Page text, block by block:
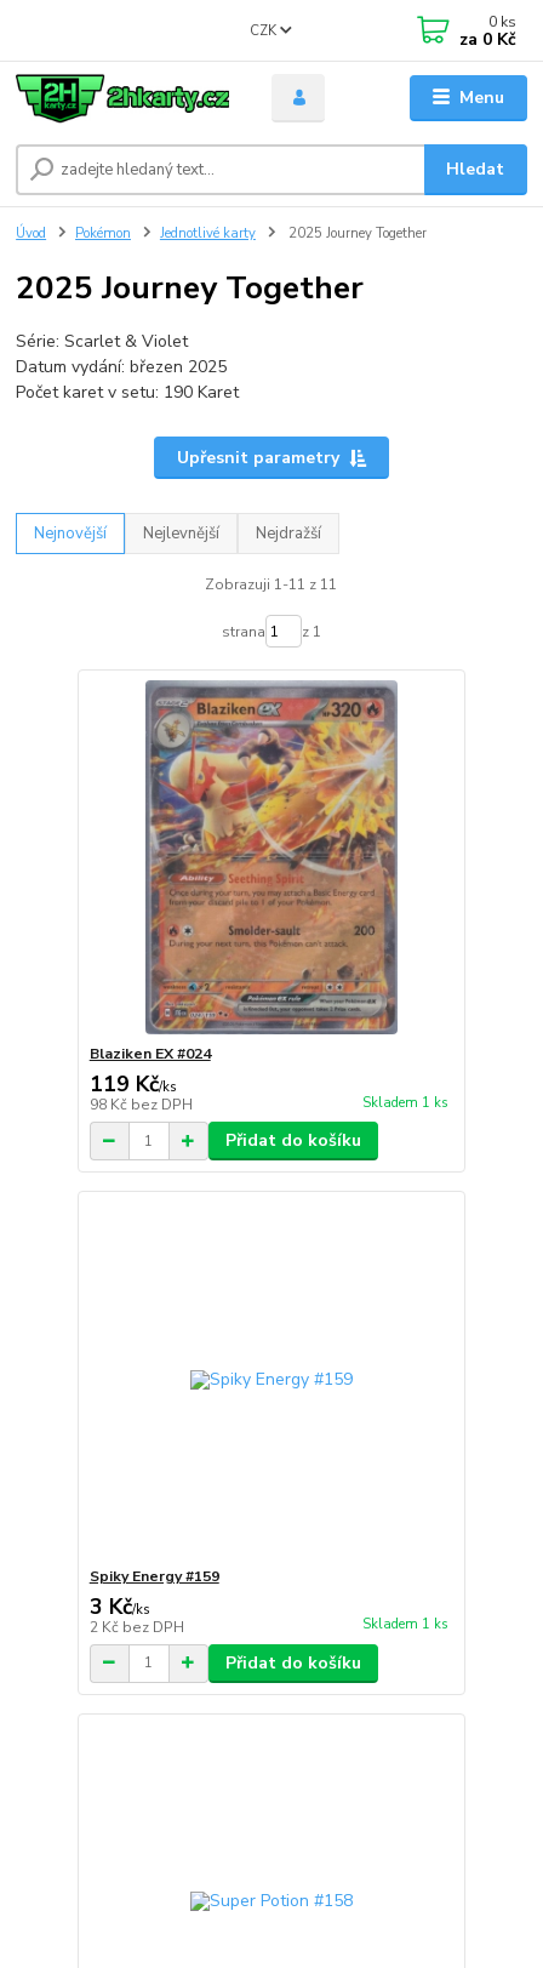
Menu
CZK
Hledat
0 ks
za 0 Kč
Úvod Pokémon Jednotlivé karty 2025 Journey Together
2025 Journey Together
Série: Scarlet & Violet
Datum vydání: březen 2025
Počet karet v setu: 190 Karet
Upřesnit parametry
Nejnovější Nejlevnější Nejdražší
Zobrazuji 1-11 z 11
strana z 1
Blaziken EX #024
119 Kč/ks
98 Kč bez DPH Skladem 1 ks
Přidat do košíku
Spiky Energy #159
3 Kč/ks
2 Kč bez DPH Skladem 1 ks
Přidat do košíku